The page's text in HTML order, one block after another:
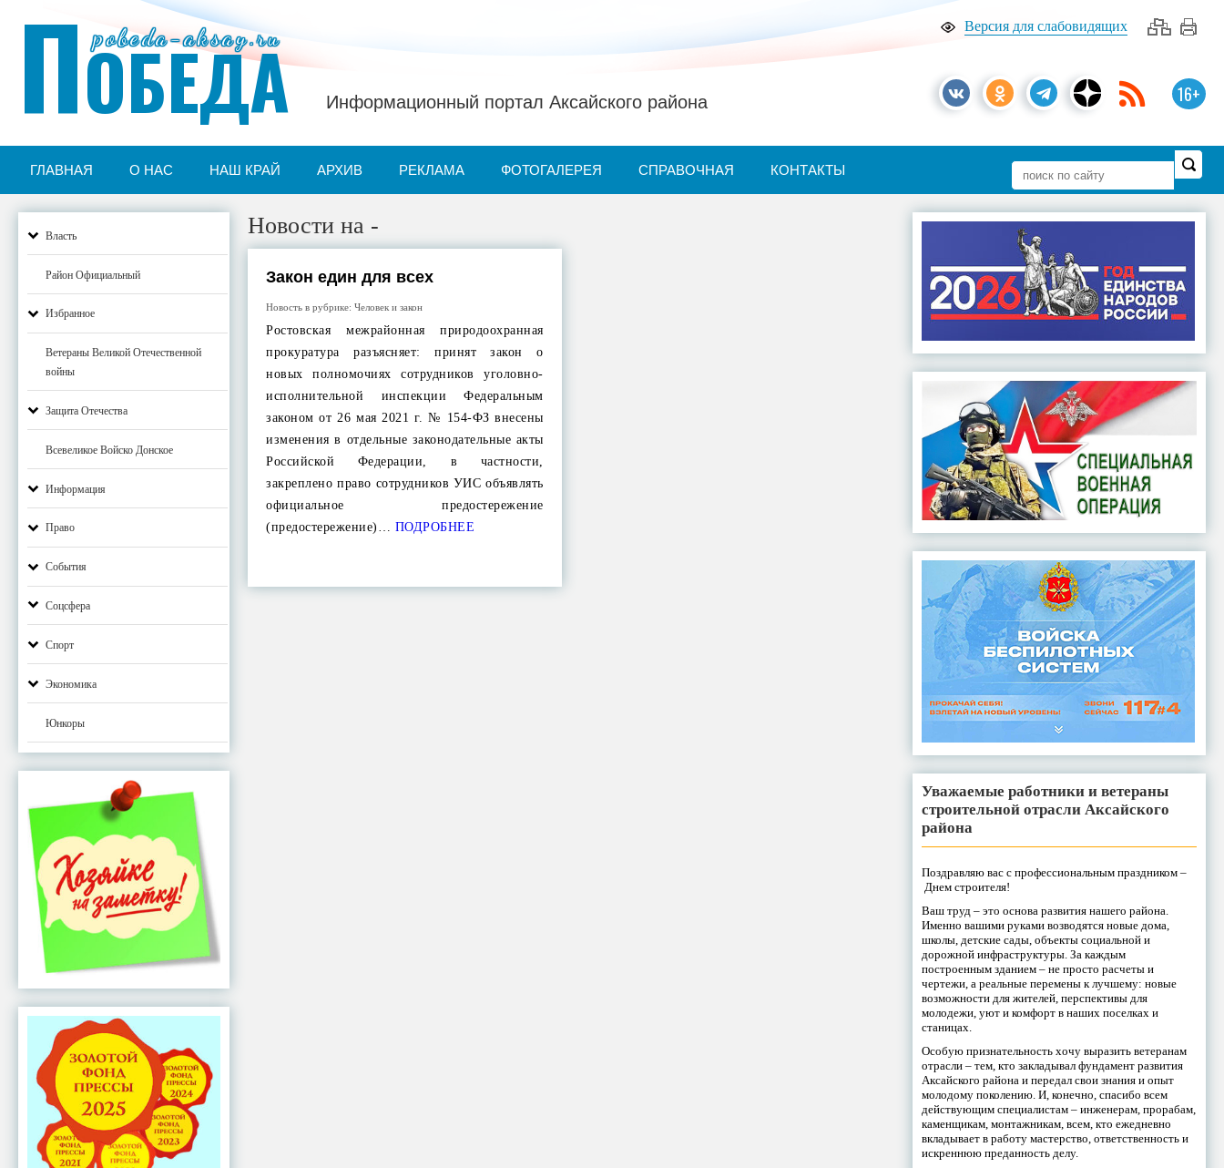
Версия для слабовидящих
16+
pobeda-aksay.ru
ПОБЕДА Информационный портал Аксайского района
ГЛАВНАЯ О НАС НАШ КРАЙ АРХИВ РЕКЛАМА ФОТОГАЛЕРЕЯ СПРАВОЧНАЯ КОНТАКТЫ
Власть
Район Официальный
Избранное
Ветераны Великой Отечественной
войны
Защита Отечества
Всевеликое Войско Донское
Информация
Право
События
Соцсфера
Спорт
Экономика
Юнкоры
Новости на -
Закон един для всех
Новость в рубрике:Человек и закон
Ростовская межрайонная природоохранная
прокуратура разъясняет: принят закон о
новых полномочиях сотрудников уголовно-
исполнительной инспекции Федеральным
законом от 26 мая 2021 г. № 154-ФЗ внесены
изменения в отдельные законодательные акты
Российской Федерации, в частности,
закреплено право сотрудников УИС объявлять
официальное предостережение
(предостережение)… ПОДРОБНЕЕ
Уважаемые работники и ветераны
строительной отрасли Аксайского
района
Поздравляю вас с профессиональным праздником –
Днем строителя!
Ваш труд – это основа развития нашего района.
Именно вашими руками возводятся новые дома,
школы, детские сады, объекты социальной и
дорожной инфраструктуры. За каждым
построенным зданием – не просто расчеты и
чертежи, а реальные перемены к лучшему: новые
возможности для жителей, перспективы для
молодежи, уют и комфорт в наших поселках и
станицах.
Особую признательность хочу выразить ветеранам
отрасли – тем, кто закладывал фундамент развития
Аксайского района и передал свои знания и опыт
молодому поколению. И, конечно, спасибо всем
действующим специалистам – инженерам, прорабам,
каменщикам, монтажникам, всем, кто ежедневно
вкладывает в работу мастерство, ответственность и
искреннюю преданность делу.